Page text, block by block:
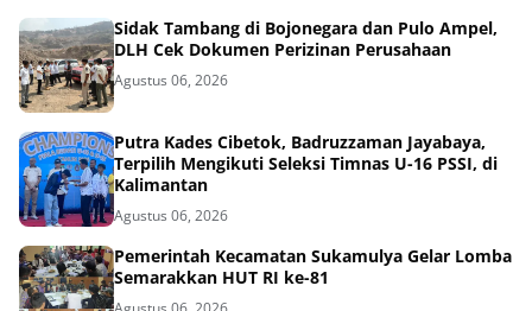
Sidak Tambang di Bojonegara dan Pulo Ampel,
DLH Cek Dokumen Perizinan Perusahaan
Agustus 06, 2026
Putra Kades Cibetok, Badruzzaman Jayabaya,
Terpilih Mengikuti Seleksi Timnas U-16 PSSI, di
Kalimantan
Agustus 06, 2026
Pemerintah Kecamatan Sukamulya Gelar Lomba
Semarakkan HUT RI ke-81